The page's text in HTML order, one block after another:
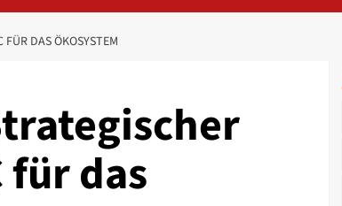
DAS ÖKOSYSTEM
für das